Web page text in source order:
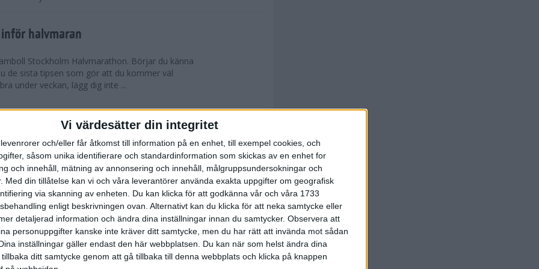
Vi värdesätter din integritet
och/eller får åtkomst till information på en enhet, till exempel cookies, och
såsom unika identifierare och standardinformation som skickas av en enhet for
och innehåll, mätning av annonsering och innehåll, målgruppsundersokningar och
Med din tillåtelse kan vi och våra leverantörer använda exakta uppgifter om geografisk
via skanning av enheten. Du kan klicka för att godkänna vår och våra 1733
enligt beskrivningen ovan. Alternativt kan du klicka för att neka samtycke eller
detaljerad information och ändra dina inställningar innan du samtycker. Observera att
personuppgifter kanske inte kräver ditt samtycke, men du har rätt att invända mot sådan
inställningar gäller endast den här webbplatsen. Du kan när som helst ändra dina
ditt samtycke genom att gå tillbaka till denna webbplats och klicka på knappen
halvmaran
Stockholm Halvmarathon. Börjar du känna
de sista tipsen som gör att du kommer väl
under veckan, lägg dig inte ...
Ramboll Stockholm Halvmarathon är
Minns du i våras hur det pratades om
Marathon. Nu har även Ramboll
sprängt sitt tidigare rekord och når snart taket...
inför Tjejmilen
två veckor kvar till Tjejmilen? Hur lägger jag upp
Här ger löpcoachen Josefine Swärm sina bästa